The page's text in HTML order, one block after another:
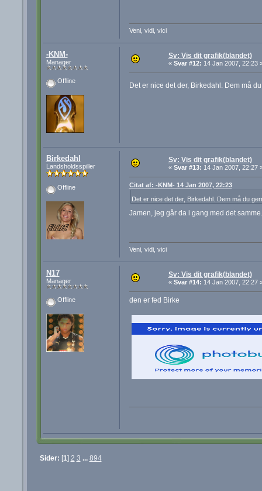
Veni, vidi, vici
-KNM-
Manager
Offline
Sv: Vis dit grafik(blandet)
« Svar #12: 14 Jan 2007, 22:23
Det er nice det der, Birkedahl. Dem må
Birkedahl
Landsholdsspiller
Offline
Sv: Vis dit grafik(blandet)
« Svar #13: 14 Jan 2007, 22:27
Citat af: -KNM- 14 Jan 2007, 22:23
Det er nice det der, Birkedahl. Dem må du
Jamen, jeg går da i gang med det
Veni, vidi, vici
N17
Manager
Offline
Sv: Vis dit grafik(blandet)
« Svar #14: 14 Jan 2007, 22:27
den er fed Birke
Sider: [1] 2 3 ... 894